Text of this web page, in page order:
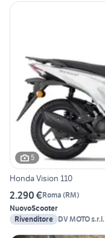
5
Honda Vision 110
2.290 €Roma (RM)
NuovoScooter
Rivenditore DV MOTO s.r.l.